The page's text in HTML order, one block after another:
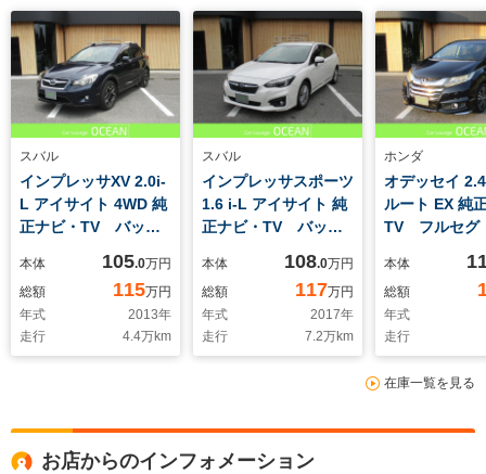
スバル
インプレッサXV 2.0i-
L アイサイト 4WD 純
正ナビ・TV バック
プッシュスタート 前
後ドライブレコーダー
本体 105.0万円
総額
115万円
年式
2013年
走行
4.4万km
スバル
インプレッサスポーツ
1.6 i-L アイサイト 純
正ナビ・TV バック
本体 108.0万円
総額
117万円
年式
2017年
走行
7.2万km
ホンダ
オデッセイ
ルート EX 純
TV フルセ
ースライド
ヘッドライト
プダウンモニ
本体
総額
年式
走行
在庫一覧を見る
お店からのインフォメーション